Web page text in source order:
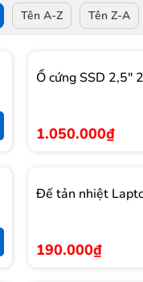
Tên A-Z Tên Z-A
Ổ cứng SSD 2,5"
1.050.000₫
Đế tản nhiệt
190.000₫